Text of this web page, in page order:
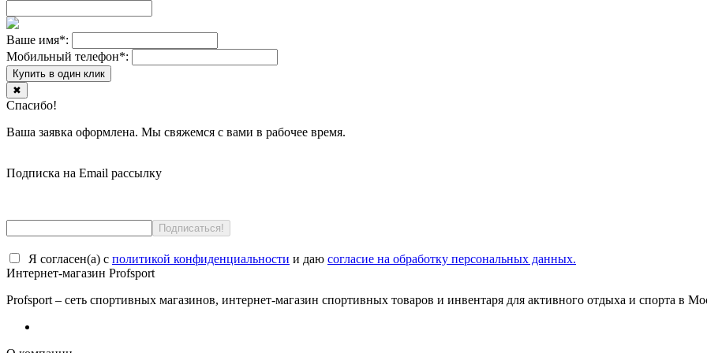
Ваше имя*:
Мобильный телефон*:
Купить в один клик
✖
Спасибо!
Ваша заявка оформлена. Мы свяжемся с вами в рабочее время.
Подписка на Email рассылку
Я согласен(a) с политикой конфиденциальности и даю согласие на обработку персональных данных.
Интернет-магазин Profsport
Profsport – сеть спортивных магазинов, интернет-магазин спортивных товаров и инвентаря для активного отдыха и спорта в